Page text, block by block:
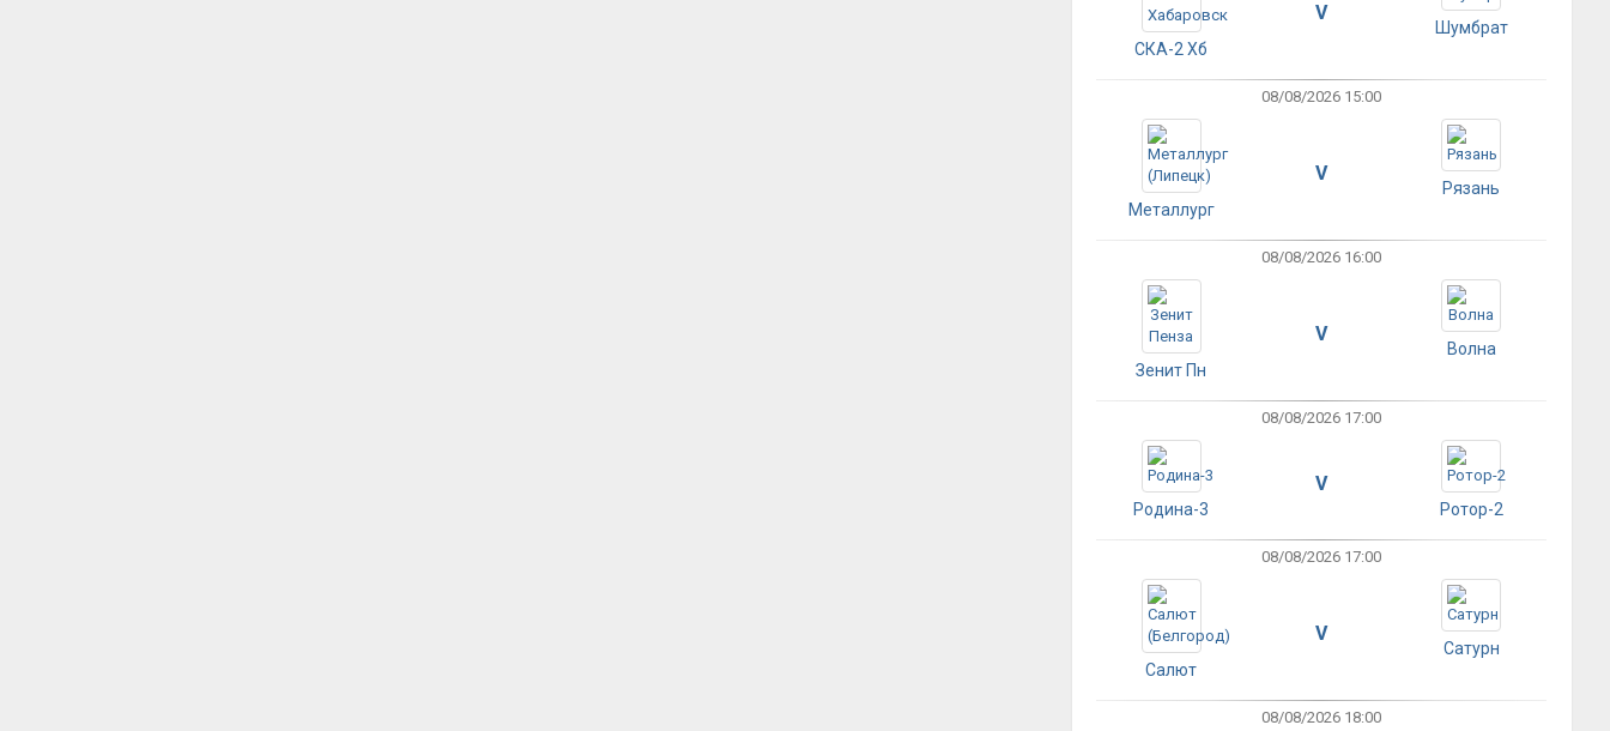
СКА-2 Хб
V
Шумбрат
08/08/2026 15:00
Металлург
V
Рязань
08/08/2026 16:00
Зенит Пн
V
Волна
08/08/2026 17:00
Родина-3
V
Ротор-2
08/08/2026 17:00
Салют
V
Сатурн
08/08/2026 18:00